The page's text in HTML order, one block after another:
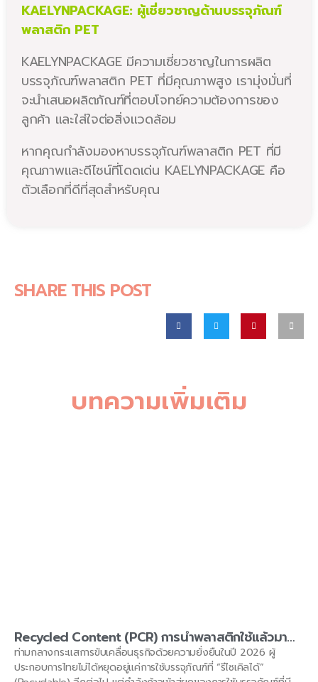
KAELYNPACKAGE: ผู้เชี่ยวชาญด้านบรรจุภัณฑ์
พลาสติก PET
KAELYNPACKAGE มีความเชี่ยวชาญในการผลิต
บรรจุภัณฑ์พลาสติก PET ที่มีคุณภาพสูง เรามุ่งมั่นที่
จะนำเสนอผลิตภัณฑ์ที่ตอบโจทย์ความต้องการของ
ลูกค้า และใส่ใจต่อสิ่งแวดล้อม
หากคุณกำลังมองหาบรรจุภัณฑ์พลาสติก PET ที่มี
คุณภาพและดีไซน์ที่โดดเด่น KAELYNPACKAGE คือ
ตัวเลือกที่ดีที่สุดสำหรับคุณ
SHARE THIS POST
บทความเพิ่มเติม
Recycled Content (PCR) การนำพลาสติกใช้แล้วมาทำ
ซองฟอยล์ใหม่ ปลอดภัยต่ออาหารแค่ไหน? โดย
KAELYNPACKAGE
ท่ามกลางกระแสการขับเคลื่อนธุรกิจด้วยความยั่งยืนในปี 2026 ผู้
ประกอบการไทยไม่ได้หยุดอยู่แค่การใช้บรรจุภัณฑ์ที่ “รีไซเคิลได้”